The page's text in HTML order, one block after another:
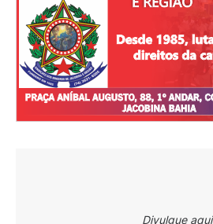
Divulgue aqui